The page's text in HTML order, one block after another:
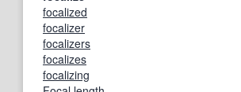
focalized
focalizer
focalizers
focalizes
focalizing